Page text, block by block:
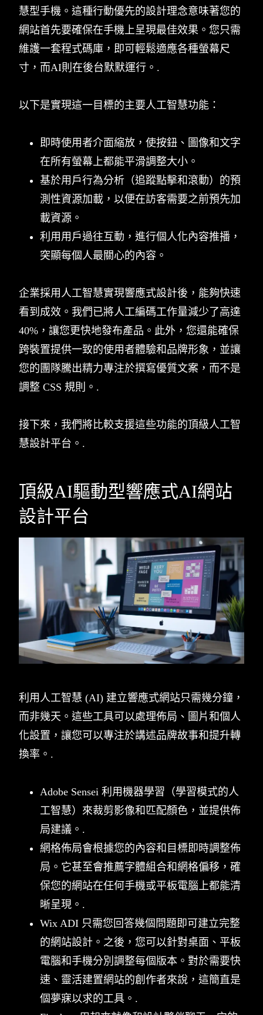
慧型手機。這種行動優先的設計理念意味著您的
網站首先要確保在手機上呈現最佳效果。您只需
維護一套程式碼庫，即可輕鬆適應各種螢幕尺
寸，而AI則在後台默默運行。.
以下是實現這一目標的主要人工智慧功能：
即時使用者介面縮放，使按鈕、圖像和文字
在所有螢幕上都能平滑調整大小。
基於用戶行為分析（追蹤點擊和滾動）的預
測性資源加載，以便在訪客需要之前預先加
載資源。
利用用戶過往互動，進行個人化內容推播，
突顯每個人最關心的內容。
企業採用人工智慧實現響應式設計後，能夠快速
看到成效。我們已將人工編碼工作量減少了高達
40%，讓您更快地發布產品。此外，您還能確保
跨裝置提供一致的使用者體驗和品牌形象，並讓
您的團隊騰出精力專注於撰寫優質文案，而不是
調整 CSS 規則。.
接下來，我們將比較支援這些功能的頂級人工智
慧設計平台。.
頂級AI驅動型響應式AI網站
設計平台
利用人工智慧 (AI) 建立響應式網站只需幾分鐘，
而非幾天。這些工具可以處理佈局、圖片和個人
化設置，讓您可以專注於講述品牌故事和提升轉
換率。.
Adobe Sensei 利用機器學習（學習模式的人
工智慧）來裁剪影像和匹配顏色，並提供佈
局建議。.
網格佈局會根據您的內容和目標即時調整佈
局。它甚至會推薦字體組合和網格偏移，確
保您的網站在任何手機或平板電腦上都能清
晰呈現。.
Wix ADI 只需您回答幾個問題即可建立完整
的網站設計。之後，您可以針對桌面、平板
電腦和手機分別調整每個版本。對於需要快
速、靈活建置網站的創作者來說，這簡直是
個夢寐以求的工具。.